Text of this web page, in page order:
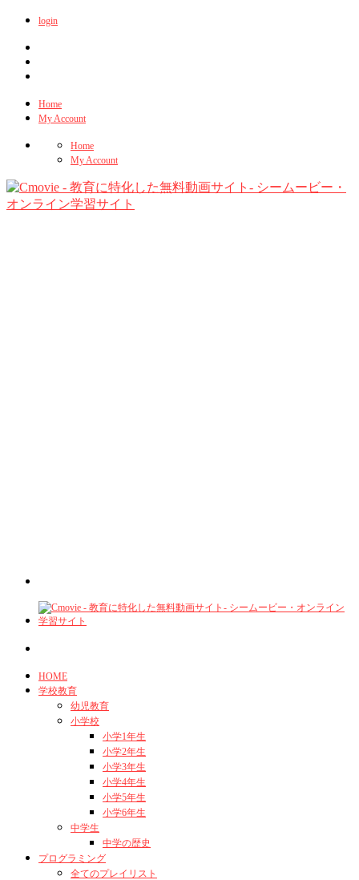
login
Home
My Account
Home
My Account
HOME
学校教育
幼児教育
小学校
小学1年生
小学2年生
小学3年生
小学4年生
小学5年生
小学6年生
中学生
中学の歴史
プログラミング
全てのプレイリスト